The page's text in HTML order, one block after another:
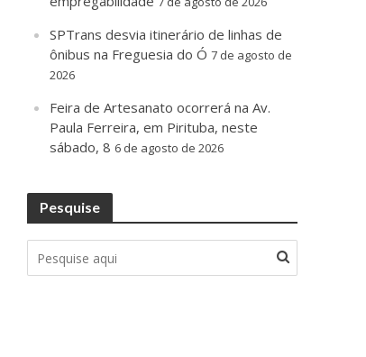
SPTrans desvia itinerário de linhas de
ônibus na Freguesia do Ó 7 de agosto de
2026
Feira de Artesanato ocorrerá na Av.
Paula Ferreira, em Pirituba, neste
sábado, 8 6 de agosto de 2026
Pesquise